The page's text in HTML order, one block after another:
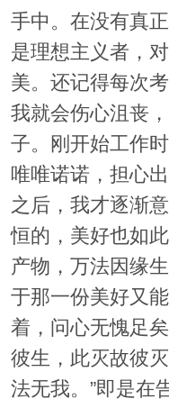
手中。在没有真
是理想主义者，
美。还记得每次
我就会伤心沮丧
子。刚开始工作时
唯唯诺诺，担心
之后，我才逐渐
恒的，美好也如
产物，万法因缘
于那一份美好又
着，问心无愧足
彼生，此灭故彼
法无我。”即是在